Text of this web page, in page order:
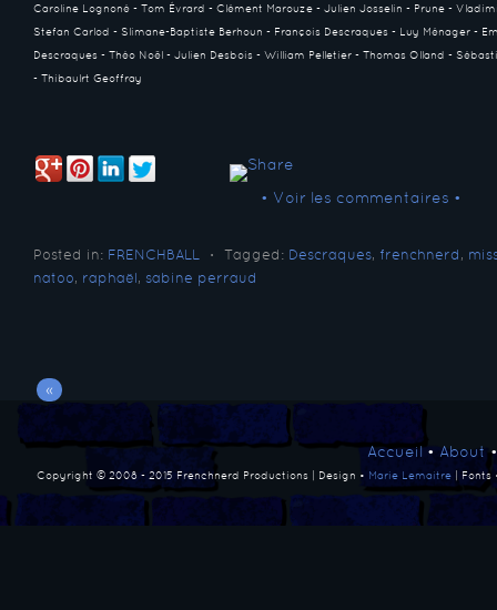
Caroline Lognoné - Tom Évrard - Clément Marouze - Julien Josselin - Prune -
Stefan Carlod - Slimane-Baptiste Berhoun - François Descraques - Luy Ménager -
Descraques - Théo Noël - Julien Desbois - William Pelletier - Thomas Olland -
- Thibaulrt Geoffray
• Voir les commentaires •
Posted in: FRENCHBALL ⋅ Tagged: Descraques, frenchnerd ,
natoo, raphaël, sabine perraud
«
Accueil• About
Copyright © 2008 - 2015 Frenchnerd Productions | Design • Marie Lemaitre | Fonts